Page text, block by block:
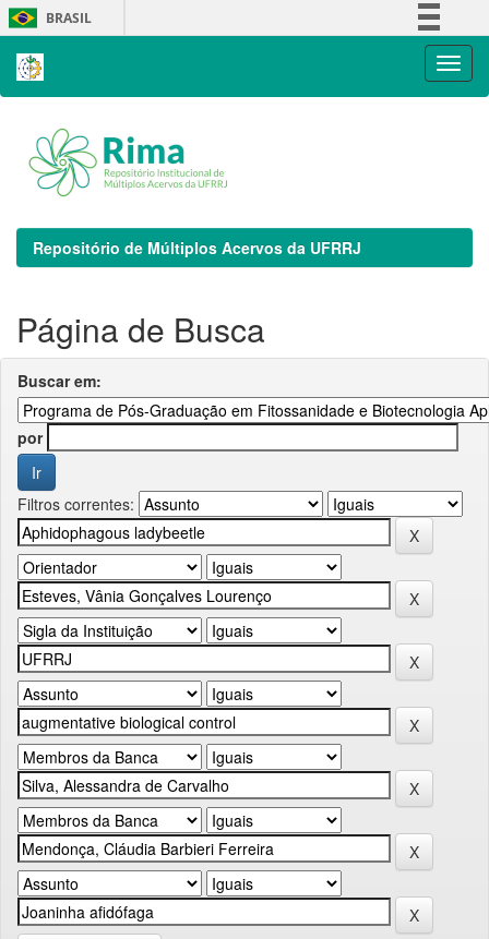
Skip
navigation
BRASIL
Repositório de Múltiplos Acervos da UFRRJ
Página de Busca
Buscar em:
por
Filtros correntes: